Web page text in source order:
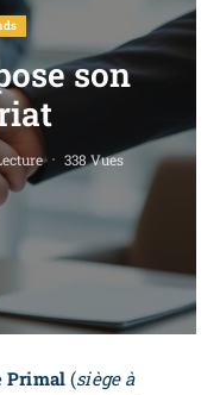
son
338 Vues
Primal (siège à